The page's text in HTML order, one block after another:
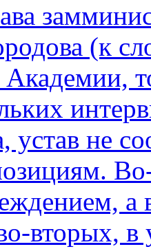
(к
устав не
а
вторых,